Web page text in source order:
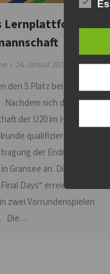
Lernplattform
24. Januar 2022
den 5.Platz bei der
sich die
der U20 im Herbst
qualifiziert hatten,
der Endrunde der
an. Die sechs
Days“ erreicht
zwei Vorrundenspielen
Die…